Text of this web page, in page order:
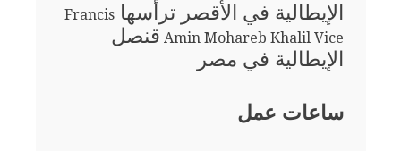
الإيطالية في الأقصر ترأسها Francis
Amin Mohareb Khalil Vice قنصل
الإيطالية في مصر
ساعات عمل